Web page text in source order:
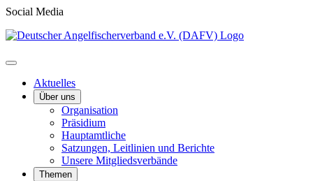
Social Media
Aktuelles
Über uns
Organisation
Präsidium
Hauptamtliche
Satzungen, Leitlinien und Berichte
Unsere Mitgliedsverbände
Themen